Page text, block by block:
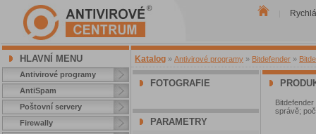
HLAVNÍ MENU
Antivirové programy
AntiSpam
Poštovní servery
Firewally
Katalog » Antivirové programy » Bitdefender »
FOTOGRAFIE
PARAMETRY
správě;